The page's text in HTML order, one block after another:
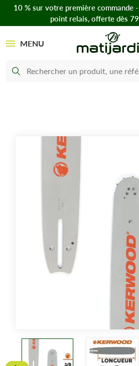
10 % sur votre première commande
point relais, offerte dès 79
MENU